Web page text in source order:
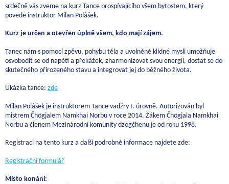
srdečně vás zveme na kurz Tance prospívajícího všem bytostem, který
povede instruktor Milan Polášek.
Kurz je určen a otevřen úplně všem, kdo mají zájem.
Tanec nám s pomocí zpěvu, pohybu těla a uvolněné klidné mysli umožňuje
osvobodit se od napětí a překážek, zharmonizovat svou energii, dostat se do
skutečného přirozeného stavu a integrovat jej do běžného života.
Ukázka tance: zde
Milan Polášek je instruktorem Tance vadžry I. úrovně. Autorizován byl
mistrem Čhögjalem Namkhai Norbu v roce 2014. Žákem Čhögjala Namkhai
Norbu a členem Mezinárodní komunity dzogčhenu je od roku 1998.
Registraci na tento kurz a další podrobné informace najdete zde:
Registrační formulář
Místo konání: